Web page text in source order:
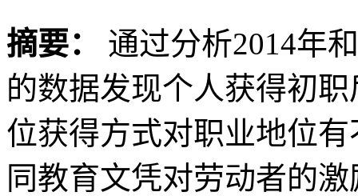
摘要： 通过分析2014年
的数据发现个人获得初
位获得方式对职业地位
同教育文凭对劳动者的